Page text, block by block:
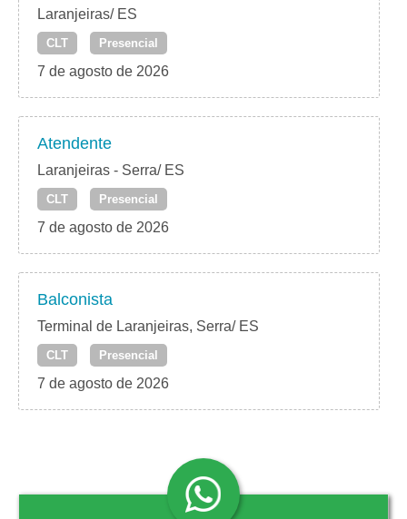
Laranjeiras/ ES
CLT Presencial
7 de agosto de 2026
Atendente
Laranjeiras - Serra/ ES
CLT Presencial
7 de agosto de 2026
Balconista
Terminal de Laranjeiras, Serra/ ES
CLT Presencial
7 de agosto de 2026